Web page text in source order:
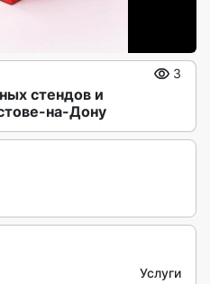
стендов и
на-Дону
3
Услуги